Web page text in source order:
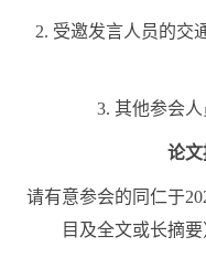
2. 受邀发言人员的交
3. 其他参会人
论
请有意参会的同仁于
目及全文或长摘要